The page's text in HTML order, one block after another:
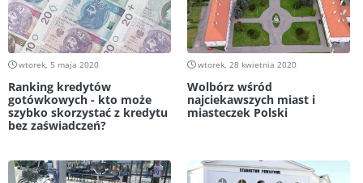
wtorek, 5 maja 2020
Ranking kredytów
gotówkowych - kto może
szybko skorzystać z kredytu
bez zaświadczeń?
wtorek, 28 kwietnia 2020
Wolbórz wśród
najciekawszych miast i
miasteczek Polski